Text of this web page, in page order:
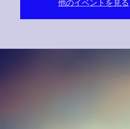
他のイベントを見る